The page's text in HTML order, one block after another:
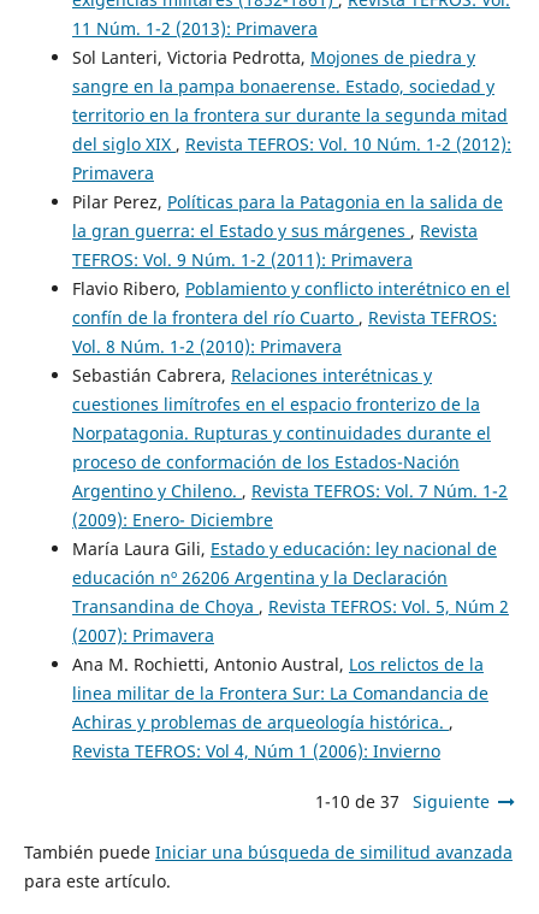
11 Núm. 1-2 (2013): Primavera
Sol Lanteri, Victoria Pedrotta, Mojones de piedra y
sangre en la pampa bonaerense. Estado, sociedad y
territorio en la frontera sur durante la segunda mitad
del siglo XIX , Revista TEFROS: Vol. 10 Núm. 1-2 (2012):
Primavera
Pilar Perez, Políticas para la Patagonia en la salida de
la gran guerra: el Estado y sus márgenes , Revista
TEFROS: Vol. 9 Núm. 1-2 (2011): Primavera
Flavio Ribero, Poblamiento y conflicto interétnico en el
confín de la frontera del río Cuarto , Revista TEFROS:
Vol. 8 Núm. 1-2 (2010): Primavera
Sebastián Cabrera, Relaciones interétnicas y
cuestiones limítrofes en el espacio fronterizo de la
Norpatagonia. Rupturas y continuidades durante el
proceso de conformación de los Estados-Nación
Argentino y Chileno. , Revista TEFROS: Vol. 7 Núm. 1-2
(2009): Enero- Diciembre
María Laura Gili, Estado y educación: ley nacional de
educación nº 26206 Argentina y la Declaración
Transandina de Choya , Revista TEFROS: Vol. 5, Núm 2
(2007): Primavera
Ana M. Rochietti, Antonio Austral, Los relictos de la
linea militar de la Frontera Sur: La Comandancia de
Achiras y problemas de arqueología histórica. ,
Revista TEFROS: Vol 4, Núm 1 (2006): Invierno
1-10 de 37 Siguiente
También puede Iniciar una búsqueda de similitud avanzada
para este artículo.